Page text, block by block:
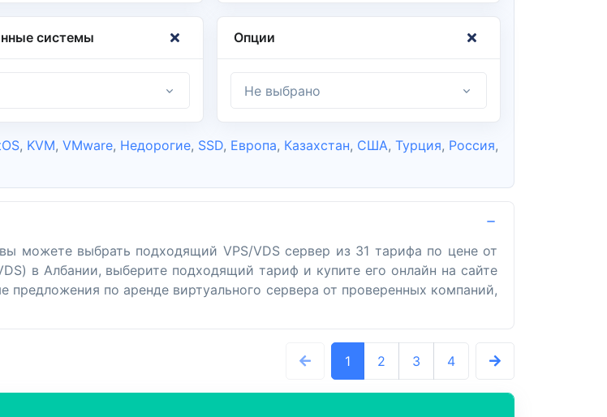
системы Опции
Не выбрано
, KVM, VMware, Недорогие, SSD, Европа, Казахстан, США, Турция, Россия,
можете выбрать подходящий VPS/VDS сервер из 31 тарифа по цене от
в Албании, выберите подходящий тариф и купите его онлайн на сайте
предложения по аренде виртуального сервера от проверенных компаний,
1 2 3 4